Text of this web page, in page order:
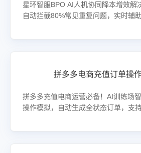
星环智服BPO AI人机协同降本增效解
自动拦截80%常见重复问题，实时辅
拼多多充值电商运营必备！AI训练场
操作模拟，自动生成全状态订单，支